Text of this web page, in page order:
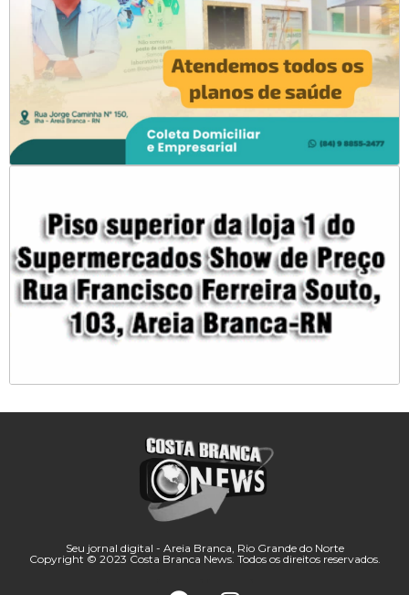
Seu jornal digital - Areia Branca, Rio Grande do Norte
Copyright © 2023 Costa Branca News. Todos os direitos reservados.